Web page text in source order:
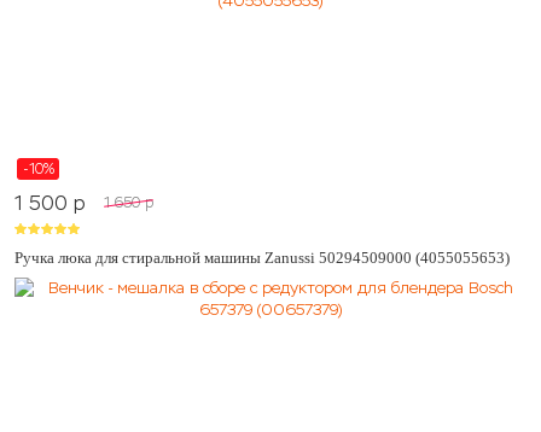
-10%
1 500 p 1 650 p
Ручка люка для стиральной машины Zanussi 50294509000 (4055055653)